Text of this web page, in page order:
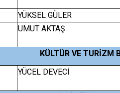
YÜKSEL GÜLER
UMUT AKTAŞ
KÜLTÜR VE TURİZM
YÜCEL DEVECİ